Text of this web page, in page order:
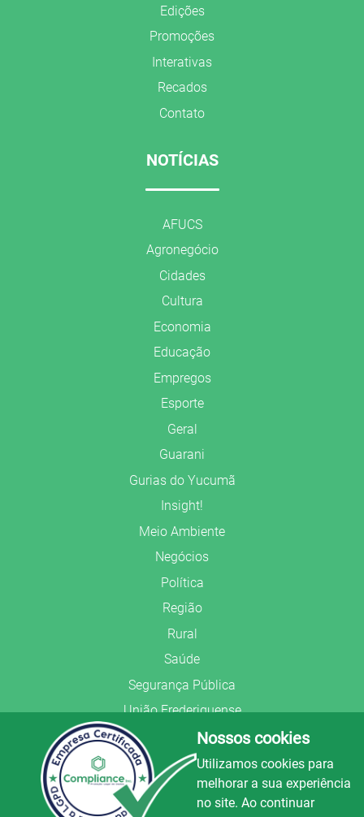
Edições
Promoções
Interativas
Recados
Contato
NOTÍCIAS
AFUCS
Agronegócio
Cidades
Cultura
Economia
Educação
Empregos
Esporte
Geral
Guarani
Gurias do Yucumã
Insight!
Meio Ambiente
Negócios
Política
Região
Rural
Saúde
Segurança Pública
União Frederiquense
© Copyright 2022.LA+.
Nossos cookies
Utilizamos cookies para
melhorar a sua experiência
no site. Ao continuar